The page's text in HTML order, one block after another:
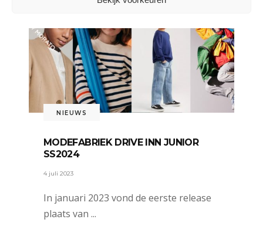
NIEUWS
MODEFABRIEK DRIVE INN JUNIOR
SS2024
4 juli 2023
In januari 2023 vond de eerste release
plaats van